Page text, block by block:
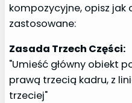
kompozycyjne, opisz jak
zastosowane:
Zasada Trzech Części:
"Umieść główny obiekt
prawą trzecią kadru, z
trzeciej"